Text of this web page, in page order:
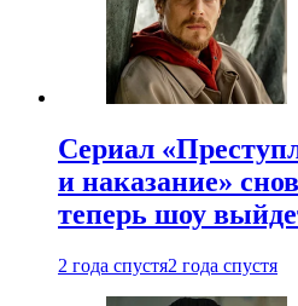
Сериал
и наказание»
теперь шоу
2 года спустя2 года спустя